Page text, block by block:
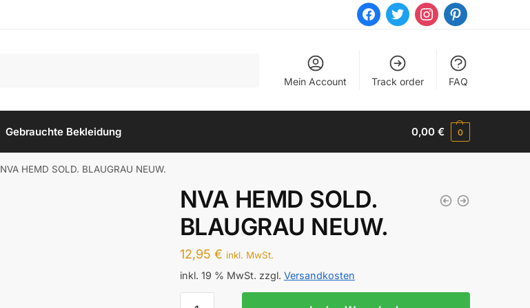
facebooktwitter instagrampinterest
Mein Account Track order FAQ
Gebrauchte Bekleidung 0,00€ 0
NVA HEMD SOLD. BLAUGRAU NEUW.
NVA HEMD SOLD.
BLAUGRAU NEUW.
12,95 € inkl. MwSt.
inkl. 19 % MwSt. zzgl. Versandkosten